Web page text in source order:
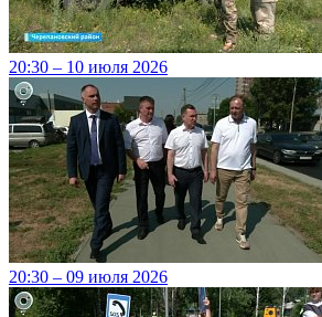
20:30 – 10 июля 2026
20:30 – 09 июля 2026